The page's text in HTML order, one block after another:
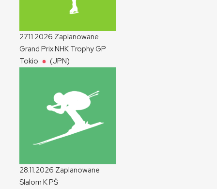
27.11.2026 Zaplanowane
Grand Prix NHK TrophyGP
Tokio
(JPN)
28.11.2026 Zaplanowane
Slalom KPŚ